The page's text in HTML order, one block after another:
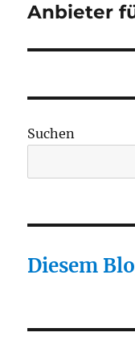
Beitrag:
Anbieter
Suchen
Diesem